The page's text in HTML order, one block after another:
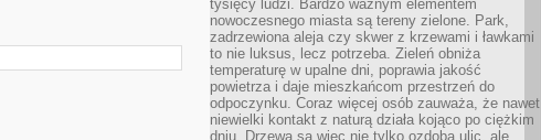
tysięcy ludzi. Bardzo ważnym elementem
nowoczesnego miasta są tereny zielone. Park,
zadrzewiona aleja czy skwer z krzewami i ławkami
to nie luksus, lecz potrzeba. Zieleń obniża
temperaturę w upalne dni, poprawia jakość
powietrza i daje mieszkańcom przestrzeń do
odpoczynku. Coraz więcej osób zauważa, że nawet
niewielki kontakt z naturą działa kojąco po ciężkim
dniu. Drzewa są więc nie tylko ozdobą ulic, ale